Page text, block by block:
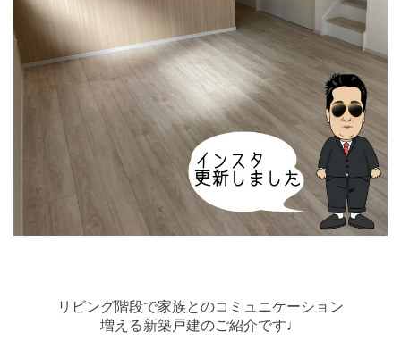
リビング階段で家族とのコミュニケーション
増える新築戸建のご紹介です♩